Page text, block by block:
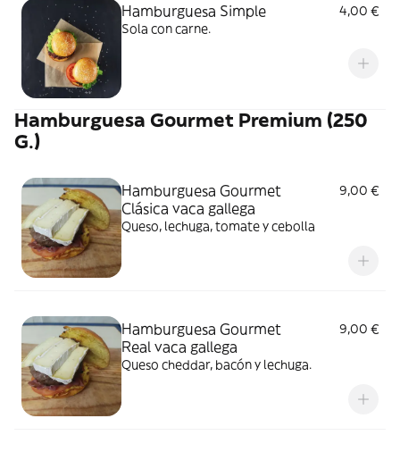
Hamburguesa Simple
4,00 €
Sola con carne.
Hamburguesa Gourmet Premium (250
G.)
Hamburguesa Gourmet
Clásica vaca gallega
9,00 €
Queso, lechuga, tomate y cebolla
Hamburguesa Gourmet
Real vaca gallega
9,00 €
Queso cheddar, bacón y lechuga.